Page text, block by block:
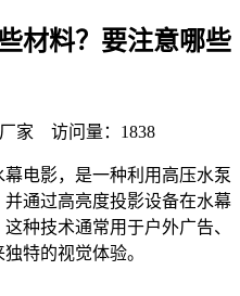
材料？要注意哪些
家 访问量：1838
电影，是一种利用高压水泵
通过高亮度投影设备在水幕
种技术通常用于户外广告、
特的视觉体验。